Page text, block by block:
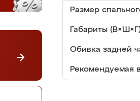
Размер
Габариты
Обивка задней
Рекомендуемая